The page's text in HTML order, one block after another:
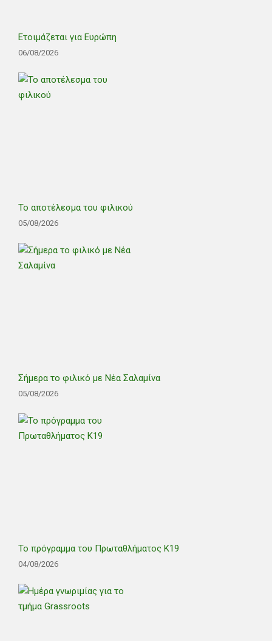
Ετοιμάζεται για Ευρώπη
06/08/2026
Το αποτέλεσμα του φιλικού
05/08/2026
Σήμερα το φιλικό με Νέα Σαλαμίνα
05/08/2026
Το πρόγραμμα του Πρωταθλήματος Κ19
04/08/2026